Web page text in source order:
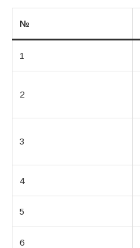
№
1
2
3
4
5
6